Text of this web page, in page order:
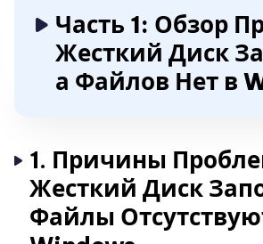
Часть 1: Обзор
Жесткий Диск
а Файлов Нет в
1. Причины
Жесткий Диск
Файлы